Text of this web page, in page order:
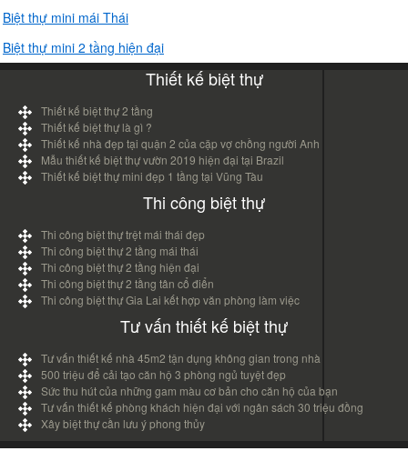
Biệt thự mini mái Thái
Biệt thự mini 2 tầng hiện đại
Thiết kế biệt thự
Thiết kế biệt thự 2 tầng
Thiết kế biệt thự là gì ?
Thiết kế nhà đẹp tại quận 2 của cặp vợ chồng người Anh
Mẫu thiết kế biệt thự vườn 2019 hiện đại tại Brazil
Thiết kế biệt thự mini đẹp 1 tầng tại Vũng Tàu
Thi công biệt thự
Thi công biệt thự trệt mái thái đẹp
Thi công biệt thự 2 tầng mái thái
Thi công biệt thự 2 tầng hiện đại
Thi công biệt thự 2 tầng tân cổ điển
Thi công biệt thự Gia Lai kết hợp văn phòng làm việc
Tư vấn thiết kế biệt thự
Tư vấn thiết kế nhà 45m2 tận dụng không gian trong nhà
500 triệu để cải tạo căn hộ 3 phòng ngủ tuyệt đẹp
Sức thu hút của những gam màu cơ bản cho căn hộ của bạn
Tư vấn thiết kế phòng khách hiện đại với ngân sách 30 triệu đồng
Xây biệt thự cần lưu ý phong thủy